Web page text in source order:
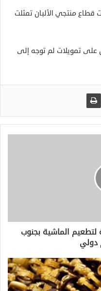
منتجي الألبان تمثلت
على تمويلات لم توجه إلى
الماشية بجنوب
دولي